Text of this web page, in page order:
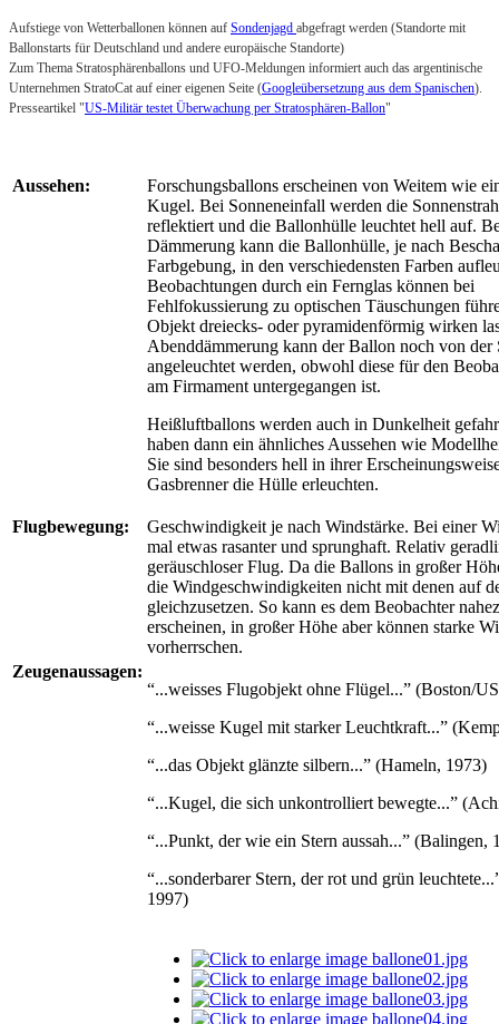
Aufstiege von Wetterballonen können auf Sondenjagd abgefragt werden (Standorte mit
Ballonstarts für Deutschland und andere europäische Standorte)
Zum Thema Stratosphärenballons und UFO-Meldungen informiert auch das argentinische
Unternehmen StratoCat auf einer eigenen Seite (Googleübersetzung aus dem Spanischen).
Presseartikel "US-Militär testet Überwachung per Stratosphären-Ballon"
Aussehen:
Forschungsballons erscheinen von Weitem wie
Kugel. Bei Sonneneinfall werden die
reflektiert und die Ballonhülle leuchtet hell auf.
Dämmerung kann die Ballonhülle, je nach
Farbgebung, in den verschiedensten Farben
Beobachtungen durch ein Fernglas können bei
Fehlfokussierung zu optischen Täuschungen
Objekt dreiecks- oder pyramidenförmig wirken
Abenddämmerung kann der Ballon noch von der
angeleuchtet werden, obwohl diese für den
am Firmament untergegangen ist.
Heißluftballons werden auch in Dunkelheit
haben dann ein ähnliches Aussehen wie
Sie sind besonders hell in ihrer
Gasbrenner die Hülle erleuchten.
Flugbewegung:
Geschwindigkeit je nach Windstärke. Bei einer
mal etwas rasanter und sprunghaft. Relativ
geräuschloser Flug. Da die Ballons in großer
die Windgeschwindigkeiten nicht mit denen auf
gleichzusetzen. So kann es dem Beobachter
erscheinen, in großer Höhe aber können starke
vorherrschen.
Zeugenaussagen:
“...weisses Flugobjekt ohne Flügel...” (Boston/
“...weisse Kugel mit starker Leuchtkraft...”
“...das Objekt glänzte silbern...” (Hameln, 1973)
“...Kugel, die sich unkontrolliert bewegte...”
“...Punkt, der wie ein Stern aussah...” (Balingen,
“...sonderbarer Stern, der rot und grün
1997)